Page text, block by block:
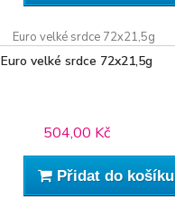
Euro velké srdce 72x21,5g
504,00 Kč
Přidat do košíku